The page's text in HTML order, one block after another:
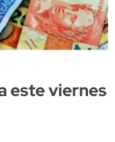
este viernes